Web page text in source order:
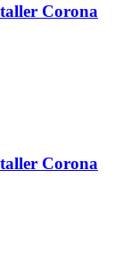
Corona
Corona